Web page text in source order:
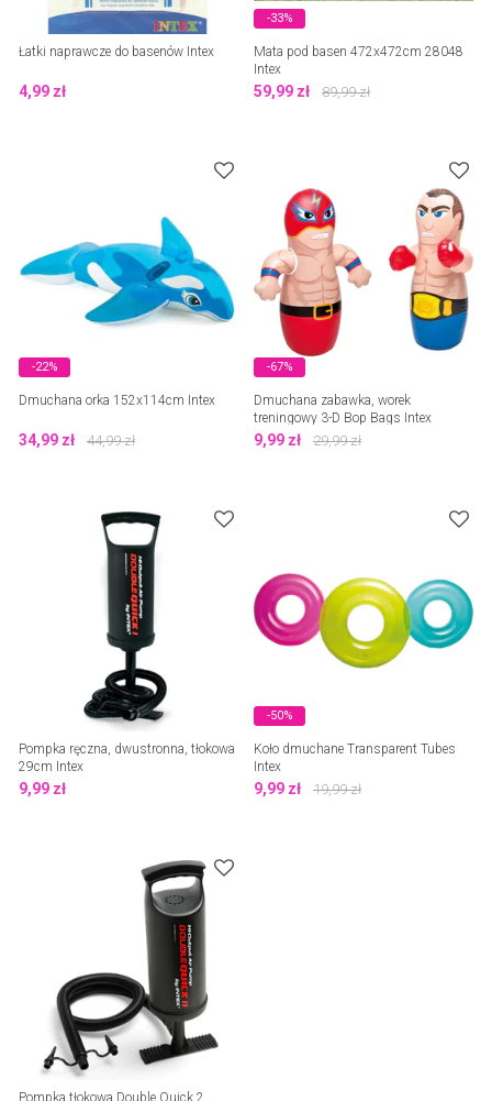
Łatki naprawcze do basenów Intex
4,99 zł
-33%
Mata pod basen 472x472cm 28048
Intex
59,99 zł 89,99zł
-22%
Dmuchana orka 152x114cm Intex
34,99 zł 44,99zł
-67%
Dmuchana zabawka, worek
treningowy 3-D Bop Bags Intex
9,99 zł 29,99zł
Pompka ręczna, dwustronna, tłokowa
29cm Intex
9,99 zł
-50%
Koło dmuchane Transparent Tubes
Intex
9,99 zł 19,99zł
Pompka tłokowa Double Quick 2